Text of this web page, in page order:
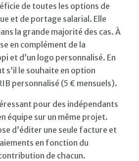
de toutes les options de
et de portage salarial. Elle
la grande majorité des cas. À
en complément de la
et d’un logo personnalisé. En
s’il le souhaite en option
personnalisé (5 € mensuels).
pour des indépendants
équipe sur un même projet.
d’éditer une seule facture et
en fonction du
de chacun.